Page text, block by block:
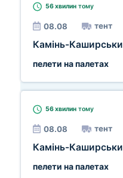
56 хвилин тому
08.08 тент
Камінь-
пелети на палетах
56 хвилин тому
08.08 тент
Камінь-
пелети на палетах